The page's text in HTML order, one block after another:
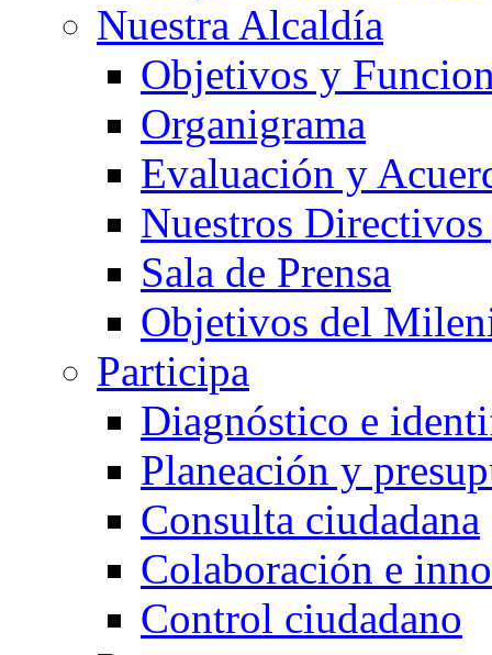
Nuestra Alcaldía
Objetivos y
Organigrama
Evaluación y
Nuestros
Sala de Prensa
Objetivos del
Participa
Diagnóstico e
Planeación y
Consulta ciudadana
Colaboración e
Control ciudadano